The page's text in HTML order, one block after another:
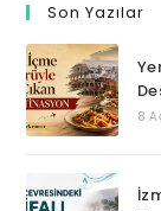
Son Yazılar
8